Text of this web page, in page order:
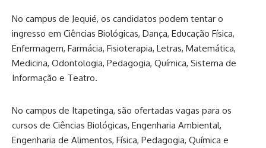
No campus de Jequié, os candidatos podem tentar o
ingresso em Ciências Biológicas, Dança, Educação Física,
Enfermagem, Farmácia, Fisioterapia, Letras, Matemática,
Medicina, Odontologia, Pedagogia, Química, Sistema de
Informação e Teatro.
No campus de Itapetinga, são ofertadas vagas para os
cursos de Ciências Biológicas, Engenharia Ambiental,
Engenharia de Alimentos, Física, Pedagogia, Química e